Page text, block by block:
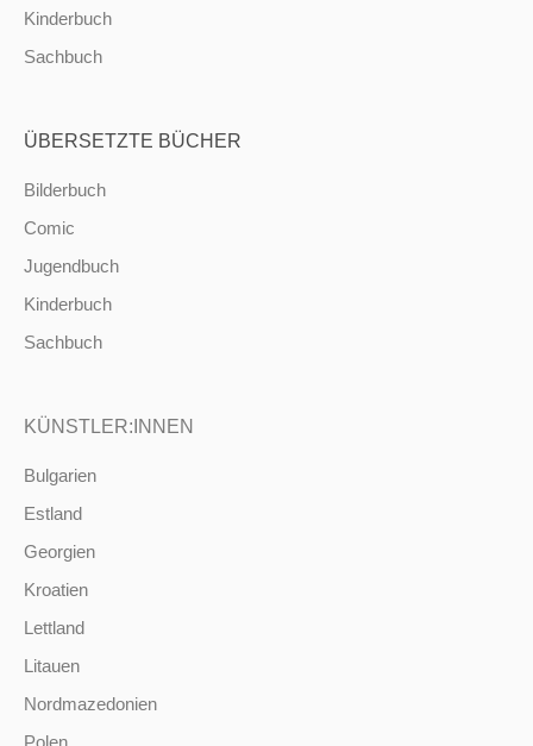
Kinderbuch
Sachbuch
ÜBERSETZTE BÜCHER
Bilderbuch
Comic
Jugendbuch
Kinderbuch
Sachbuch
KÜNSTLER:INNEN
Bulgarien
Estland
Georgien
Kroatien
Lettland
Litauen
Nordmazedonien
Polen